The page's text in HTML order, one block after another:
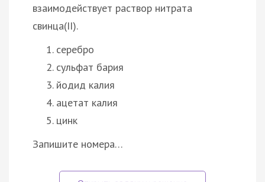
взаимодействует раствор нитрата
свинца(II).
серебро
сульфат бария
йодид калия
ацетат калия
цинк
Запишите номера…